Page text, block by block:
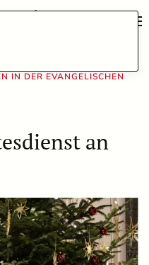
IN DER EVANGELISCHEN
an